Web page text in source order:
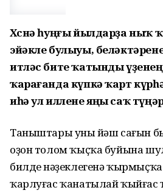
Хөснә һуңғы йылдарҙа ныҡ
эйәкле булыуы,
итләс бите ҡатынды
ҡарағанда күпкә ҡарт
иһә ул иллене яңы саҡ
Таныштары уның йәш сағын
оҙон толом ҡыҫҡа буйына
билдең нәҙеклегенә
ҡарлуғас ҡанатылай ҡыйғас